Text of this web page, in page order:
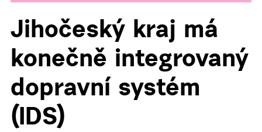
Jihočeský kraj má
konečně integrovaný
dopravní systém
(IDS)